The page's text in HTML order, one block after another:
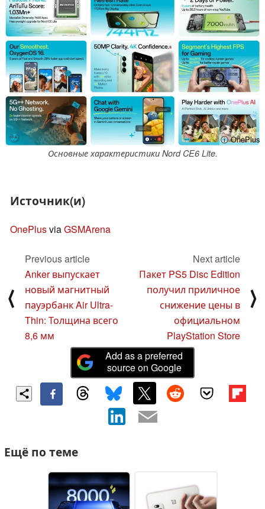
ⓘ OnePlus
Основные характеристики Nord CE6 Lite.
Источник(и)
OnePlusviaGSMArena
⟨
Previous article
Anker выпускает
новый магнитный
пауэрбанк Air Ultra-
Thin: Толщина всего
8,6 мм
Next article
Пакет PS5 Disc Edition
получил приличное
снижение цены в
официальном
PlayStation Store
⟩
Add as a preferred
source on Google
Ещё по теме